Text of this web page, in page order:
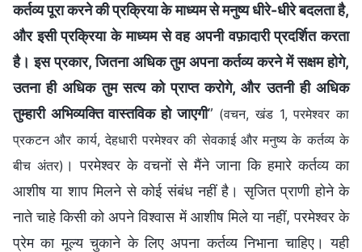
कर्तव्य पूरा करने की प्रक्रिया के माध्यम से मनुष्य धीरे-धीरे बदलता है,
और इसी प्रक्रिया के माध्यम से वह अपनी वफ़ादारी प्रदर्शित करता
है। इस प्रकार, जितना अधिक तुम अपना कर्तव्य करने में सक्षम होगे,
उतना ही अधिक तुम सत्य को प्राप्त करोगे, और उतनी ही अधिक
तुम्हारी अभिव्यक्ति वास्तविक हो जाएगी” (वचन, खंड 1, परमेश्वर का
प्रकटन और कार्य, देहधारी परमेश्वर की सेवकाई और मनुष्य के कर्तव्य के
बीच अंतर) । परमेश्वर के वचनों से मैंने जाना कि हमारे कर्तव्य का
आशीष या शाप मिलने से कोई संबंध नहीं है। सृजित प्राणी होने के
नाते चाहे किसी को अपने विश्वास में आशीष मिले या नहीं, परमेश्वर के
प्रेम का मूल्य चुकाने के लिए अपना कर्तव्य निभाना चाहिए। यही